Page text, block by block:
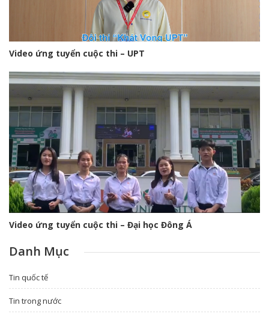
Video ứng tuyển cuộc thi – UPT
Video ứng tuyển cuộc thi – Đại học Đông Á
Danh Mục
Tin quốc tế
Tin trong nước